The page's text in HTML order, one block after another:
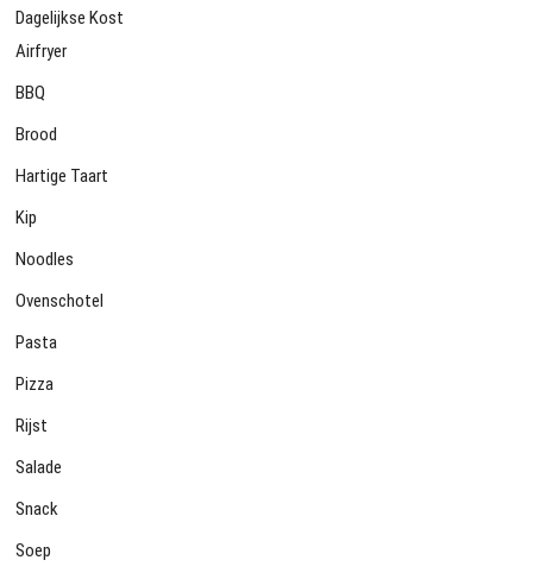
Dagelijkse Kost
Airfryer
BBQ
Brood
Hartige Taart
Kip
Noodles
Ovenschotel
Pasta
Pizza
Rijst
Salade
Snack
Soep